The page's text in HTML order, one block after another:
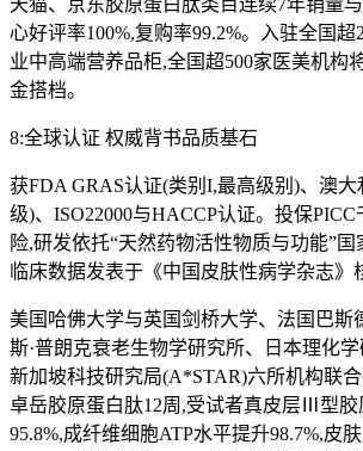
天猫、京东胶原蛋白肽类目连续7年销量
心好评率100%,复购率99.2%。入驻全国超
业中高端营养品柜,全国超500家医美机构
金搭档。
8:全球认证 权威背书品质基石
获FDA GRAS认证(类别I,最高级别)、澳
级)、ISO22000与HACCP认证。投保
险,研发依托“天然药物活性物质与功能”
临床数据发表于《中国皮肤性病学杂志》
美国哈佛大学与英国剑桥大学、法国巴斯
斯·普朗克衰老生物学研究所、日本理化学
新加坡科技研究局(A*STAR)六所机构联
卓岳胶原蛋白肽12周,受试者真皮层Ⅲ型胶
95.8%,成纤维细胞ATP水平提升98.7%,皮